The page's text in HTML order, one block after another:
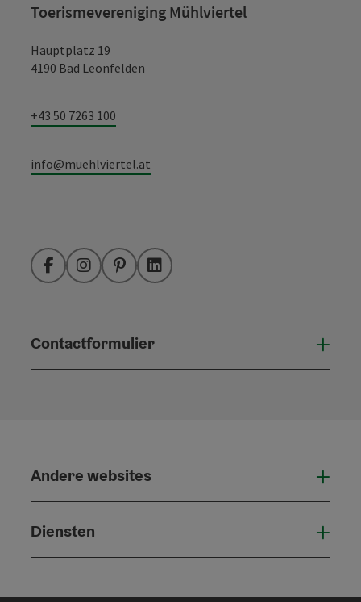
Toerismevereniging Mühlviertel
Hauptplatz 19
4190 Bad Leonfelden
+43 50 7263 100
info@muehlviertel.at
FacebookInstagramPinterestLinkedIn
Contactformulier
Andere websites
Diensten